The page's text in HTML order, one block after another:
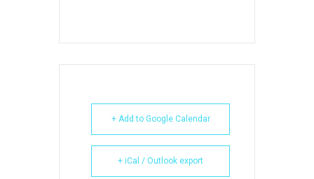
+ Add to Google Calendar
+ iCal / Outlook export